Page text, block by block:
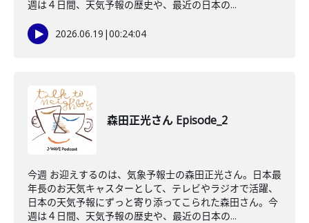
週は４日間、天気予報の歴史や、最近の日本の...
2026.06.19 |00:24:04
森田正光さん Episode_2
今週 お迎えするのは、気象予報士の森田正光さん。日本最
年長のお天気キャスターとして、テレビやラジオで活躍、
日本の天気予報にずっと寄り添ってこられた森田さん。今
週は４日間、天気予報の歴史や、最近の日本の...